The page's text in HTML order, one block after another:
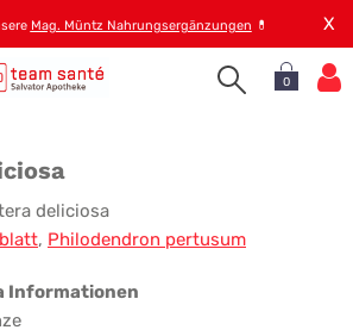
Mag. Müntz Nahrungsergänzungen 💊 X
0
deliciosa
, Philodendron pertusum
Informationen